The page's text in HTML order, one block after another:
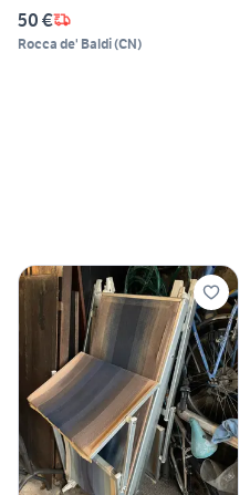
50 €
Rocca de' Baldi(CN)